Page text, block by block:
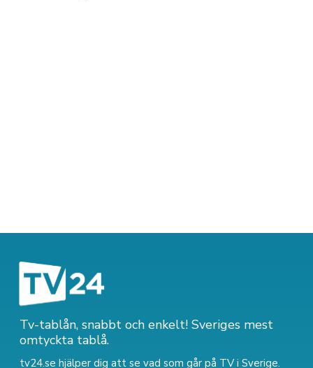
Tv-tablån, snabbt och enkelt! Sveriges mest
omtyckta tablå.
tv24.se hjälper dig att se vad som går på TV i Sverige.